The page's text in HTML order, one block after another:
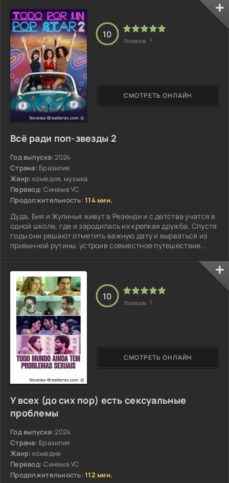
Всё ради поп-звезды 2
Год выпуска: 2024
Страна: Бразилия
Жанр: комедия, музыка
Перевод: Синема УС
Продолжительность: 114 мин.
Дуда, Бия и Жулинья живут в Резенди и с детства учатся в
одной школе, где и зародилась их крепкая дружба. Спустя
годы они решают отметить важную дату и вырваться из
привычной рутины, устроив совместное путешествие...
СМОТРЕТЬ ОНЛАЙН
10
Голосов: 1
У всех (до сих пор) есть сексуальные
проблемы
Год выпуска: 2024
Страна: Бразилия
Жанр: комедия
Перевод: Синема УС
Продолжительность: 112 мин.
СМОТРЕТЬ ОНЛАЙН
10
Голосов: 1